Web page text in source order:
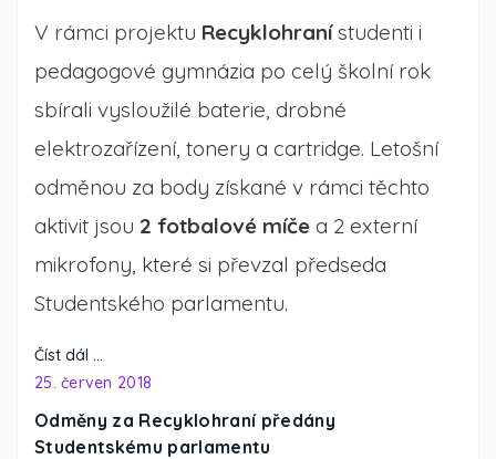
Odměny za Recyklohraní předány
Studentskému parlamentu
25. červen 2018
V rámci projektu Recyklohranístudenti i
pedagogové gymnázia po celý školní rok
sbírali vysloužilé baterie, drobné
elektrozařízení, tonery a cartridge. Letošní
odměnou za body získané v rámci těchto
aktivit jsou 2 fotbalové míče a 2 externí
mikrofony, které si převzal předseda
Studentského parlamentu.
Číst dál …